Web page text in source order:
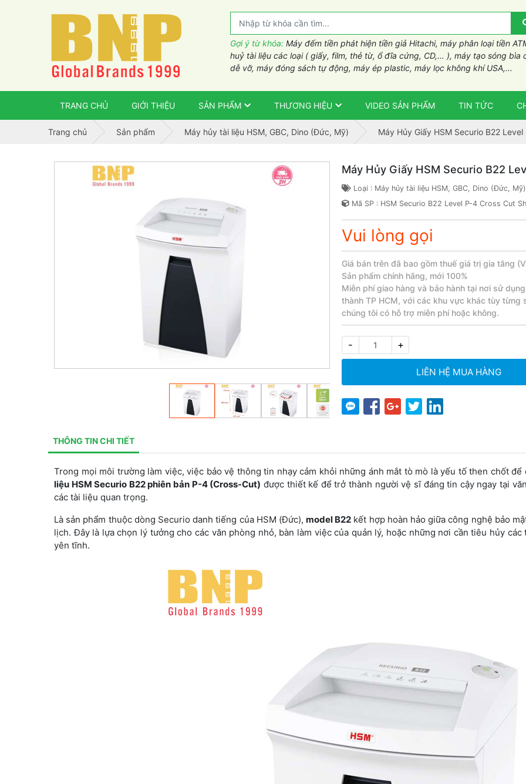
Gợi ý từ khóa: Máy đếm tiền phát hiện tiền giả Hitachi, máy phân loại tiền
huỷ tài liệu các loại ( giấy, film, thẻ từ, ổ đĩa cứng, CD,… ), máy tạo sóng bìa
dễ vỡ, máy đóng sách tự động, máy ép plastic, máy lọc không khí USA,...
TRANG CHỦ GIỚI THIỆU SẢN PHẨM THƯƠNG HIỆU VIDEO SẢN PHẨM TIN TỨC
Trang chủ Sản phẩm Máy hủy tài liệu HSM, GBC, Dino (Đức, Mỹ) Máy Hủy Giấy HSM Securio B22
Máy Hủy Giấy HSM Securio B22
Loại : Máy hủy tài liệu HSM, GBC, Dino (Đức, Mỹ)
Mã SP : HSM Securio B22 Level P-4 Cross Cut
Vui lòng gọi
Giá bán trên đã bao gồm thuế giá trị gia tăng
Sản phẩm chính hãng, mới 100%
Miễn phí giao hàng và bảo hành tại nơi sử
thành TP HCM, với các khu vực khác tùy từng
chúng tôi có hỗ trợ miễn phí hoặc không.
- +
LIÊN HỆ MUA HÀNG
THÔNG TIN CHI TIẾT
Trong mọi môi trường làm việc, việc bảo vệ thông tin nhạy cảm khỏi những ánh mắt tò mò là yếu tố then chốt
liệu HSM Securio B22 phiên bản P-4 (Cross-Cut) được thiết kế để trở thành người vệ sĩ đáng tin cậy ngay tại
các tài liệu quan trọng.
Là sản phẩm thuộc dòng Securio danh tiếng của HSM (Đức),model B22 kết hợp hoàn hảo giữa công nghệ bảo
lịch. Đây là lựa chọn lý tưởng cho các văn phòng nhỏ, bàn làm việc của quản lý, hoặc những nơi cần tiêu hủy
yên tĩnh.